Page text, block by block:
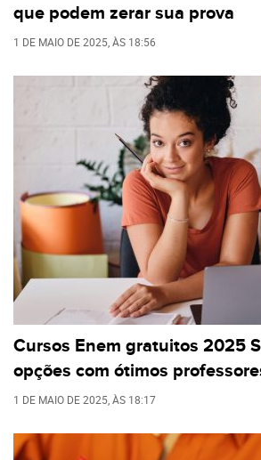
que podem zerar sua prova
1 DE MAIO DE 2025 , ÀS 18:56
Cursos Enem gratuitos 2025
opções com ótimos
1 DE MAIO DE 2025 , ÀS 18:17